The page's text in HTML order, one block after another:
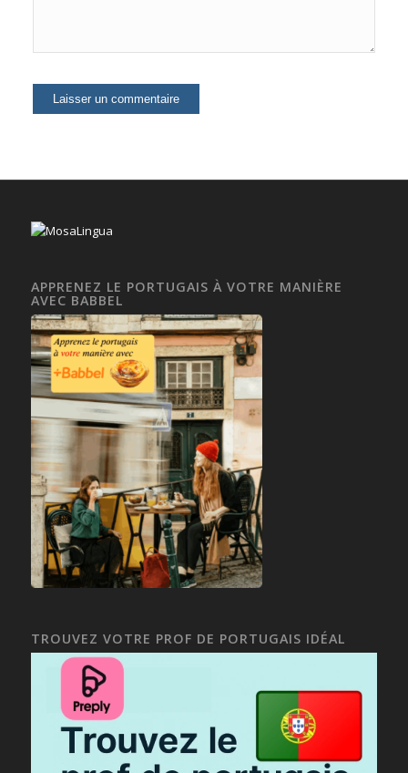
APPRENEZ LE PORTUGAIS À VOTRE MANIÈRE
AVEC BABBEL
TROUVEZ VOTRE PROF DE PORTUGAIS IDÉAL